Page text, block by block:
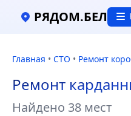
РЯДОМ.БЕЛ
Главная • СТО • Ремонт
Ремонт
Найдено 38 мест
Ремонт карданных валов